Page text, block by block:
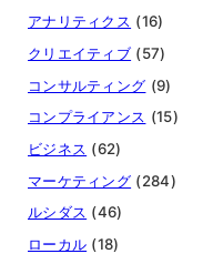
アナリティクス (16)
クリエイティブ (57)
コンサルティング (9)
コンプライアンス (15)
ビジネス (62)
マーケティング (284)
ルシダス (46)
ローカル (18)